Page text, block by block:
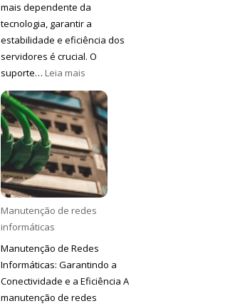
mais dependente da
tecnologia, garantir a
estabilidade e eficiência dos
servidores é crucial. O
suporte… Leia mais
Suporte
servidores
Manutenção de redes
informáticas
Manutenção de Redes
Informáticas: Garantindo a
Conectividade e a Eficiência A
manutenção de redes